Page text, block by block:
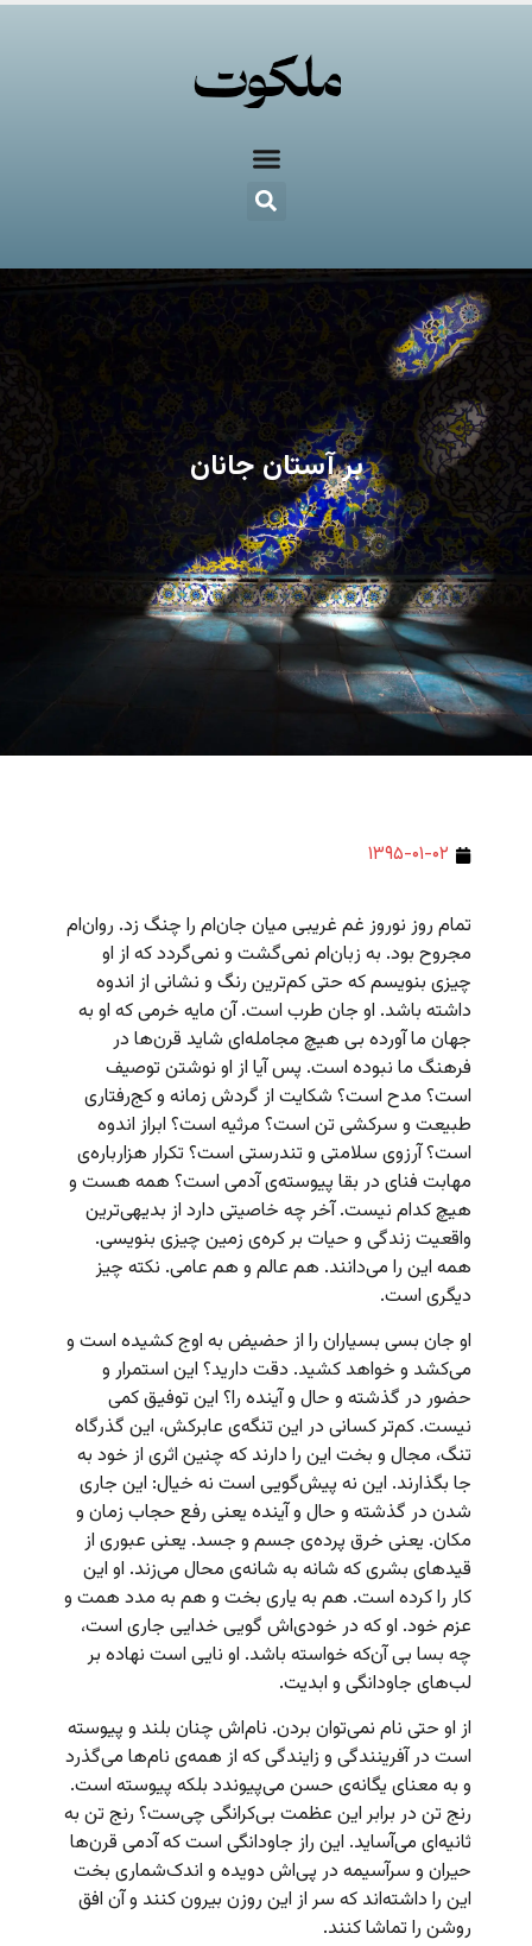
بر آستان جانان
۱۳۹۵-۰۱-۰۲
تمام روز نوروز غم غریبی میان جان‌ام را چنگ زد. روان‌ام
مجروح بود. به زبان‌ام نمی‌گشت و نمی‌گردد که از او
چیزی بنویسم که حتی کم‌ترین رنگ و نشانی از اندوه
داشته باشد. او جان طرب است. آن مایه‌ خرمی که او به
جهان ما آورده بی هیچ مجامله‌ای شاید قرن‌ها در
فرهنگ ما نبوده است. پس آیا از او نوشتن توصیف
است؟ مدح است؟ شکایت از گردش زمانه و کج‌رفتاری
طبیعت و سرکشی تن است؟ مرثیه است؟ ابراز اندوه
است؟ آرزوی سلامتی و تندرستی است؟ تکرار هزارباره‌ی
مهابت فنای در بقا پیوسته‌ی آدمی است؟ همه هست و
هیچ کدام نیست. آخر چه خاصیتی دارد از بدیهی‌ترین
واقعیت زندگی و حیات بر کره‌ی زمین چیزی بنویسی.
همه این را می‌دانند. هم عالم و هم عامی. نکته چیز
دیگری است.
او جان بسی بسیاران را از حضیض به اوج کشیده است و
می‌کشد و خواهد کشید. دقت دارید؟ این استمرار و
حضور در گذشته و حال و آینده را؟ این توفیق کمی
نیست. کم‌تر کسانی در این تنگه‌ی عابرکش، این گذرگاه
تنگ، مجال و بخت این را دارند که چنین اثری از خود به
جا بگذارند. این نه پیش‌گویی است نه خیال: این جاری
شدن در گذشته و حال و آینده یعنی رفع حجاب زمان و
مکان. یعنی خرق پرده‌ی جسم و جسد. یعنی عبوری از
قیدهای بشری که شانه به شانه‌ی محال می‌زند. او این
کار را کرده است. هم به یاری بخت و هم به مدد همت و
عزم خود. او که در خودی‌اش گویی خدایی جاری است،
چه بسا بی آن‌که خواسته باشد. او نایی است نهاده بر
لب‌های جاودانگی و ابدیت.
از او حتی نام نمی‌توان بردن. نام‌اش چنان بلند و پیوسته
است در آفرینندگی و زایندگی که از همه‌ی نام‌ها می‌گذرد
و به معنای یگانه‌ی حسن می‌پیوندد بلکه پیوسته است.
رنج تن در برابر این عظمت بی‌کرانگی چی‌ست؟ رنج تن به
ثانیه‌ای می‌آساید. این راز جاودانگی است که آدمی قرن‌ها
حیران و سرآسیمه در پی‌اش دویده و اندک‌شماری بخت
این را داشته‌اند که سر از این روزن بیرون کنند و آن افق
روشن را تماشا کنند.